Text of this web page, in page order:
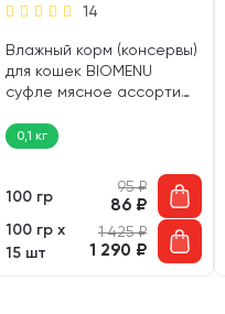
14
Влажный корм (консервы)
для кошек BIOMENU
суфле мясное ассорти
0,1 кг
100 гр
95₽
86 ₽
100 гр х
15 шт
1 425₽
1 290 ₽